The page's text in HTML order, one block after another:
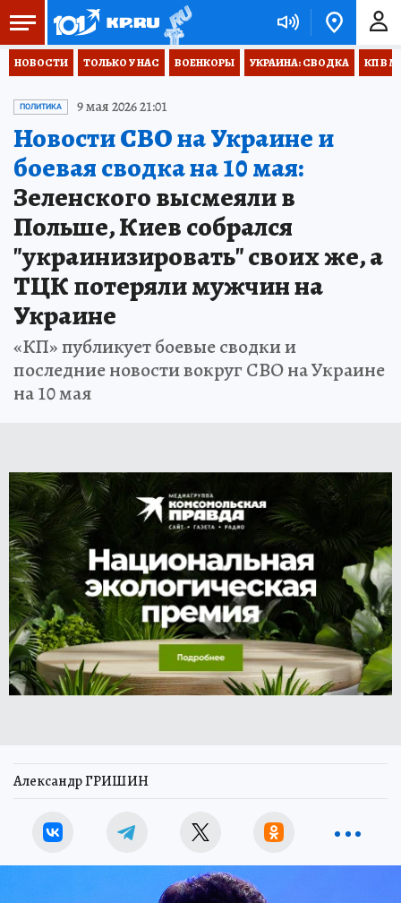
НОВОСТИ ТОЛЬКО У НАС ВОЕНКОРЫ УКРАИНА: СВОДКА КП В
ПОЛИТИКА 9 мая 2026 21:01
Новости СВО на Украине и
боевая сводка на 10 мая:
Зеленского высмеяли в
Польше, Киев собрался
"украинизировать" своих же, а
ТЦК потеряли мужчин на
Украине
«КП» публикует боевые сводки и
последние новости вокруг СВО на Украине
на 10 мая
Александр ГРИШИН